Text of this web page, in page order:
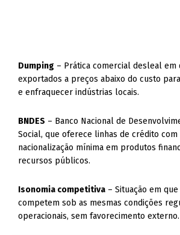
Dumping – Prática comercial desleal em
exportados a preços abaixo do custo
e enfraquecer indústrias locais.
BNDES – Banco Nacional de
Social, que oferece linhas de crédito com
nacionalização mínima em produtos
recursos públicos.
Isonomia competitiva – Situação em
competem sob as mesmas condições
operacionais, sem favorecimento externo.